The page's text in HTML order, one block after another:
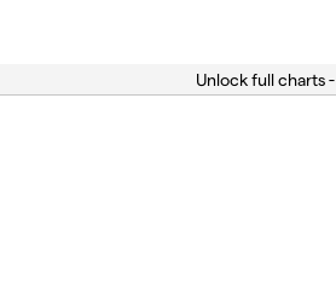
Unlock full charts -